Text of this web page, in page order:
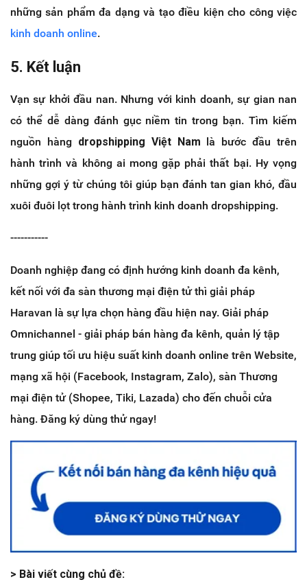
những sản phẩm đa dạng và tạo điều kiện cho công việc
kinh doanh online.
5. Kết luận
Vạn sự khởi đầu nan. Nhưng với kinh doanh, sự gian nan
có thể dễ dàng đánh gục niềm tin trong bạn. Tìm kiếm
nguồn hàng dropshipping Việt Nam là bước đầu trên
hành trình và không ai mong gặp phải thất bại. Hy vọng
những gợi ý từ chúng tôi giúp bạn đánh tan gian khó, đầu
xuôi đuôi lọt trong hành trình kinh doanh dropshipping.
-----------
Doanh nghiệp đang có định hướng kinh doanh đa kênh,
kết nối với đa sàn thương mại điện tử thì giải pháp
Haravan là sự lựa chọn hàng đầu hiện nay. Giải pháp
Omnichannel - giải pháp bán hàng đa kênh, quản lý tập
trung giúp tối ưu hiệu suất kinh doanh online trên Website,
mạng xã hội (Facebook, Instagram, Zalo), sàn Thương
mại điện tử (Shopee, Tiki, Lazada) cho đến chuỗi cửa
hàng. Đăng ký dùng thử ngay!
> Bài viết cùng chủ đề: